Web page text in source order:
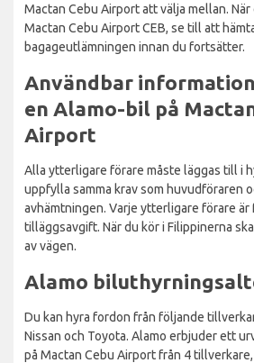
Mactan Cebu Airport att välja mellan.
Mactan Cebu Airport CEB, se till att
bagageutlämningen innan du fortsätter.
Användbar
en Alamo-bil på
Airport
Alla ytterligare förare måste läggas till i
uppfylla samma krav som huvudföraren
avhämtningen. Varje ytterligare förare
tilläggsavgift. När du kör i Filippinerna
av vägen.
Alamo
Du kan hyra fordon från följande
Nissan och Toyota. Alamo erbjuder ett
på Mactan Cebu Airport från 4